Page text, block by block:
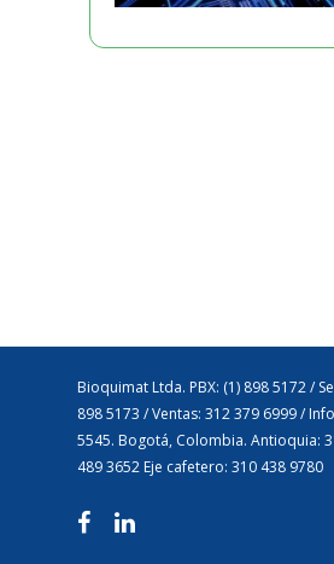
Bioquimat Ltda. PBX: (1) 898 5172 /
898 5173 / Ventas: 312 379 6999 /
5545. Bogotá, Colombia. Antioquia:
489 3652 Eje cafetero: 310 438 9780